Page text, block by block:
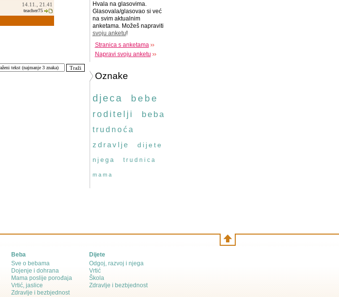
14.11., 21.41
teacher75
Hvala na glasovima.
Glasovala/glasovao si već
na svim aktualnim
anketama. Možeš napraviti
svoju anketu!
Stranica s anketama
Napravi svoju anketu
Oznake
djeca bebe
roditelji beba
trudnoća
zdravlje
dijete
njega trudnica
mama
Beba
Sve o bebama
Dojenje i dohrana
Mama poslije porođaja
Vrtić, jaslice
Zdravlje i bezbjednost
Dijete
Odgoj, razvoj i njega
Vrtić
Škola
Zdravlje i bezbjednost